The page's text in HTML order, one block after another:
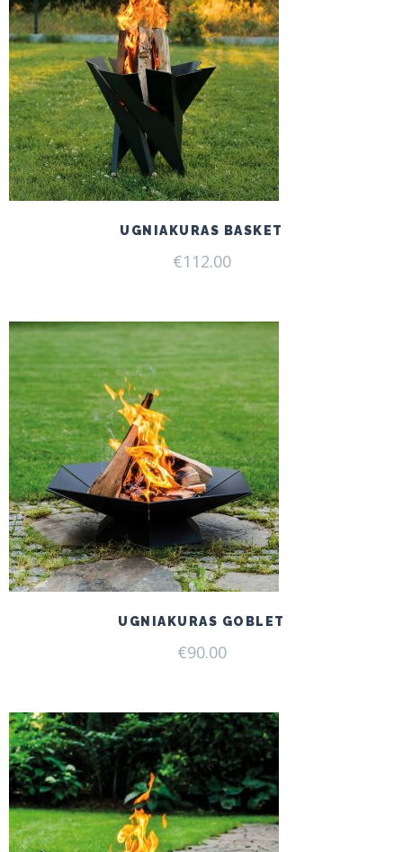
UGNIAKURAS BASKET
€112.00
UGNIAKURAS GOBLET
€90.00